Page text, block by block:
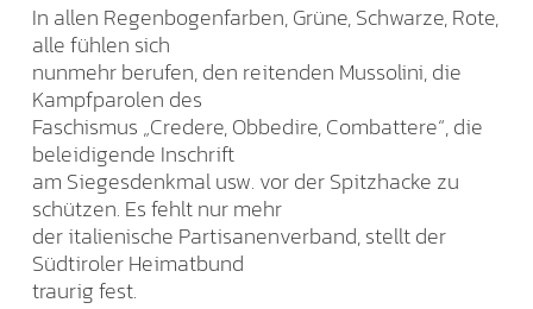
In allen Regenbogenfarben, Grüne, Schwarze, Rote,
alle fühlen sich
nunmehr berufen, den reitenden Mussolini, die
Kampfparolen des
Faschismus „Credere, Obbedire, Combattere“, die
beleidigende Inschrift
am Siegesdenkmal usw. vor der Spitzhacke zu
schützen. Es fehlt nur mehr
der italienische Partisanenverband, stellt der
Südtiroler Heimatbund
traurig fest.